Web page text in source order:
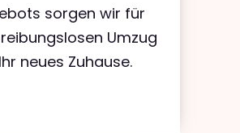
sorgen wir für
Umzug
neues Zuhause.